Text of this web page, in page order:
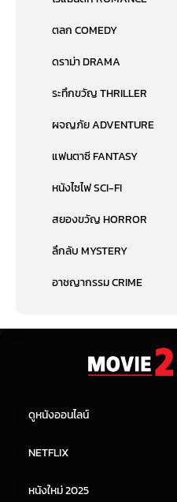
ตลก COMEDY
ดราม่า DRAMA
ระทึกขวัญ THRILLER
ผจญภัย ADVENTURE
แฟนตาซี FANTASY
หนังไซไฟ SCI-FI
สยองขวัญ HORROR
ลึกลับ MYSTERY
อาชญากรรม CRIME
ดูหนังออนไลน์
หนังจีน
NETFLIX
หนังใหม่ 2025